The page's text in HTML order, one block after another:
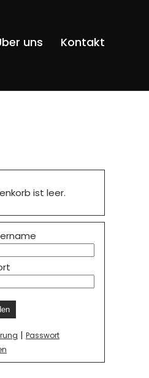
uns Kontakt
ist leer.
| Passwort